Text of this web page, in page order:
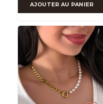
AJOUTER AU PANIER